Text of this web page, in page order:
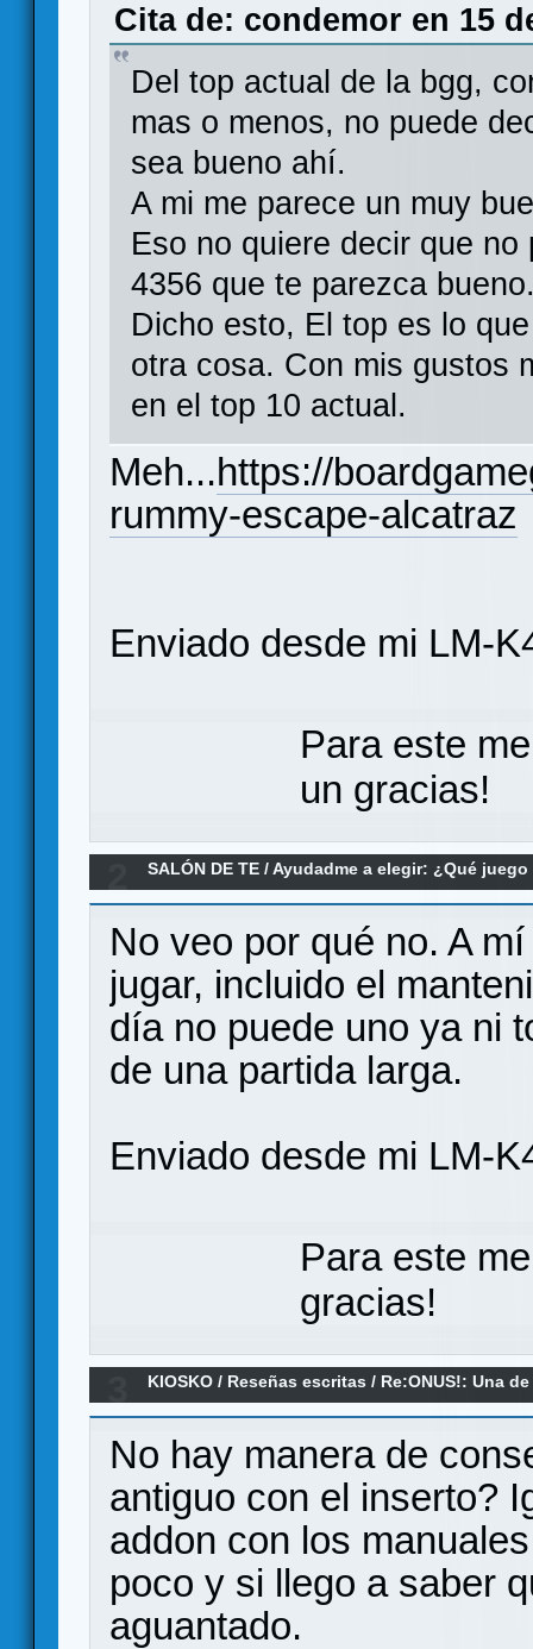
Cita de: condemor en 15
Del top actual de la bgg,
mas o menos, no puede
sea bueno ahí.
A mi me parece un muy
Eso no quiere decir que
4356 que te parezca
Dicho esto, El top es lo
otra cosa. Con mis gustos
en el top 10 actual.
Meh...https://
rummy-escape-alcatraz
Enviado desde mi LM-
Para este
un gracias!
SALÓN DE TE /Ayudadme a elegir: ¿Qué
No veo por qué no. A
jugar, incluido el
día no puede uno ya ni
de una partida larga.
Enviado desde mi LM-
Para este
gracias!
KIOSKO / Reseñas escritas / Re:ONUS!: Una
No hay manera de
antiguo con el inserto?
addon con los
poco y si llego a saber
aguantado.